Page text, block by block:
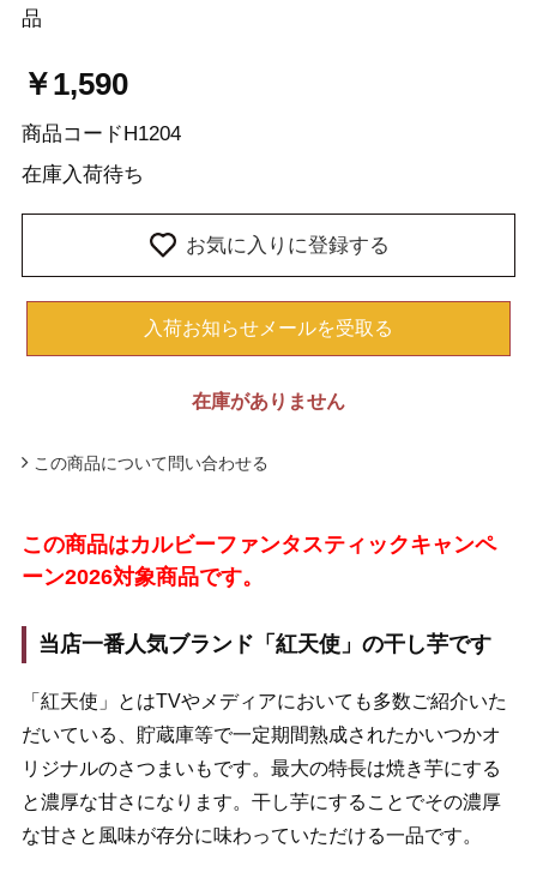
品
￥1,590
商品コードH1204
在庫入荷待ち
お気に入りに登録する
入荷お知らせメールを受取る
在庫がありません
この商品について問い合わせる
この商品はカルビーファンタスティックキャンペ
ーン2026対象商品です。
当店一番人気ブランド「紅天使」の干し芋です
「紅天使」とはTVやメディアにおいても多数ご紹介いた
だいている、貯蔵庫等で一定期間熟成されたかいつかオ
リジナルのさつまいもです。最大の特長は焼き芋にする
と濃厚な甘さになります。干し芋にすることでその濃厚
な甘さと風味が存分に味わっていただける一品です。